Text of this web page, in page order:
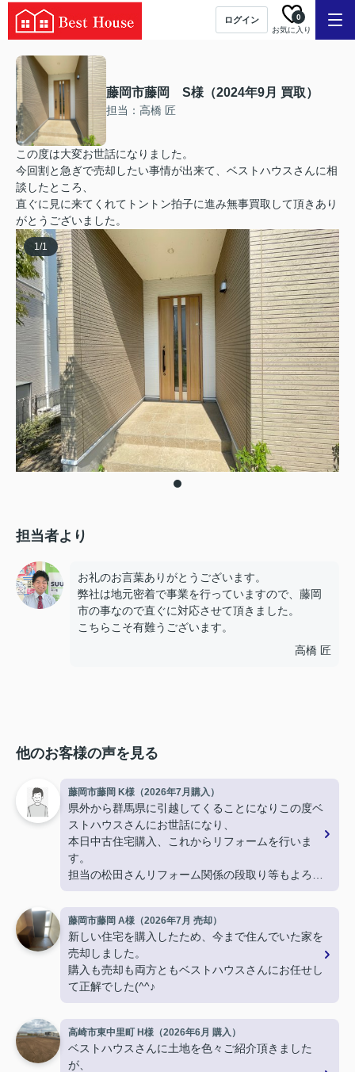
ログイン
お気に入り
0
藤岡市藤岡 S様（2024年9月 買取）
担当：高橋 匠
この度は大変お世話になりました。
今回割と急ぎで売却したい事情が出来て、ベストハウスさんに相
談したところ、
直ぐに見に来てくれてトントン拍子に進み無事買取して頂きあり
がとうございました。
1/1
担当者より
お礼のお言葉ありがとうございます。
弊社は地元密着で事業を行っていますので、藤岡
市の事なので直ぐに対応させて頂きました。
こちらこそ有難うございます。
高橋 匠
他のお客様の声を見る
藤岡市藤岡 K様（2026年7月購入）
県外から群馬県に引越してくることになりこの度ベ
ストハウスさんにお世話になり、
本日中古住宅購入、これからリフォームを行いま
す。
担当の松田さんリフォーム関係の段取り等もよろし
藤岡市藤岡 A様（2026年7月 売却）
新しい住宅を購入したため、今まで住んでいた家を
売却しました。
購入も売却も両方ともベストハウスさんにお任せし
て正解でした(^^♪
高崎市東中里町 H様（2026年6月 購入）
ベストハウスさんに土地を色々ご紹介頂きました
が、